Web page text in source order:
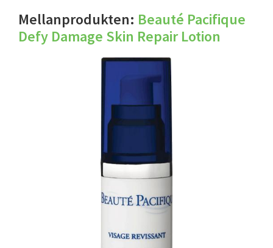
Mellanprodukten: Beauté Pacifique
Defy Damage Skin Repair Lotion